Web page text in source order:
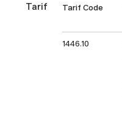
Tarif Tarif Code
1446.10